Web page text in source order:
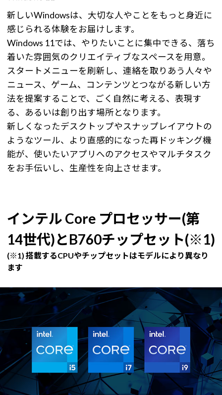
新しいWindowsは、大切な人やことをもっと身近に
感じられる体験をお届けします。
Windows 11では、やりたいことに集中できる、落ち
着いた雰囲気のクリエイティブなスペースを用意。
スタートメニューを刷新し、連絡を取りあう人々や
ニュース、ゲーム、コンテンツとつながる新しい方
法を提案することで、ごく自然に考える、表現す
る、あるいは創り出す場所となります。
新しくなったデスクトップやスナップレイアウトの
ようなツール、より直感的になった再ドッキング機
能が、使いたいアプリへのアクセスやマルチタスク
をお手伝いし、生産性を向上させます。
インテル Core プロセッサー(第
14世代)とB760チップセット(※1)
(※1) 搭載するCPUやチップセットはモデルにより異なり
ます